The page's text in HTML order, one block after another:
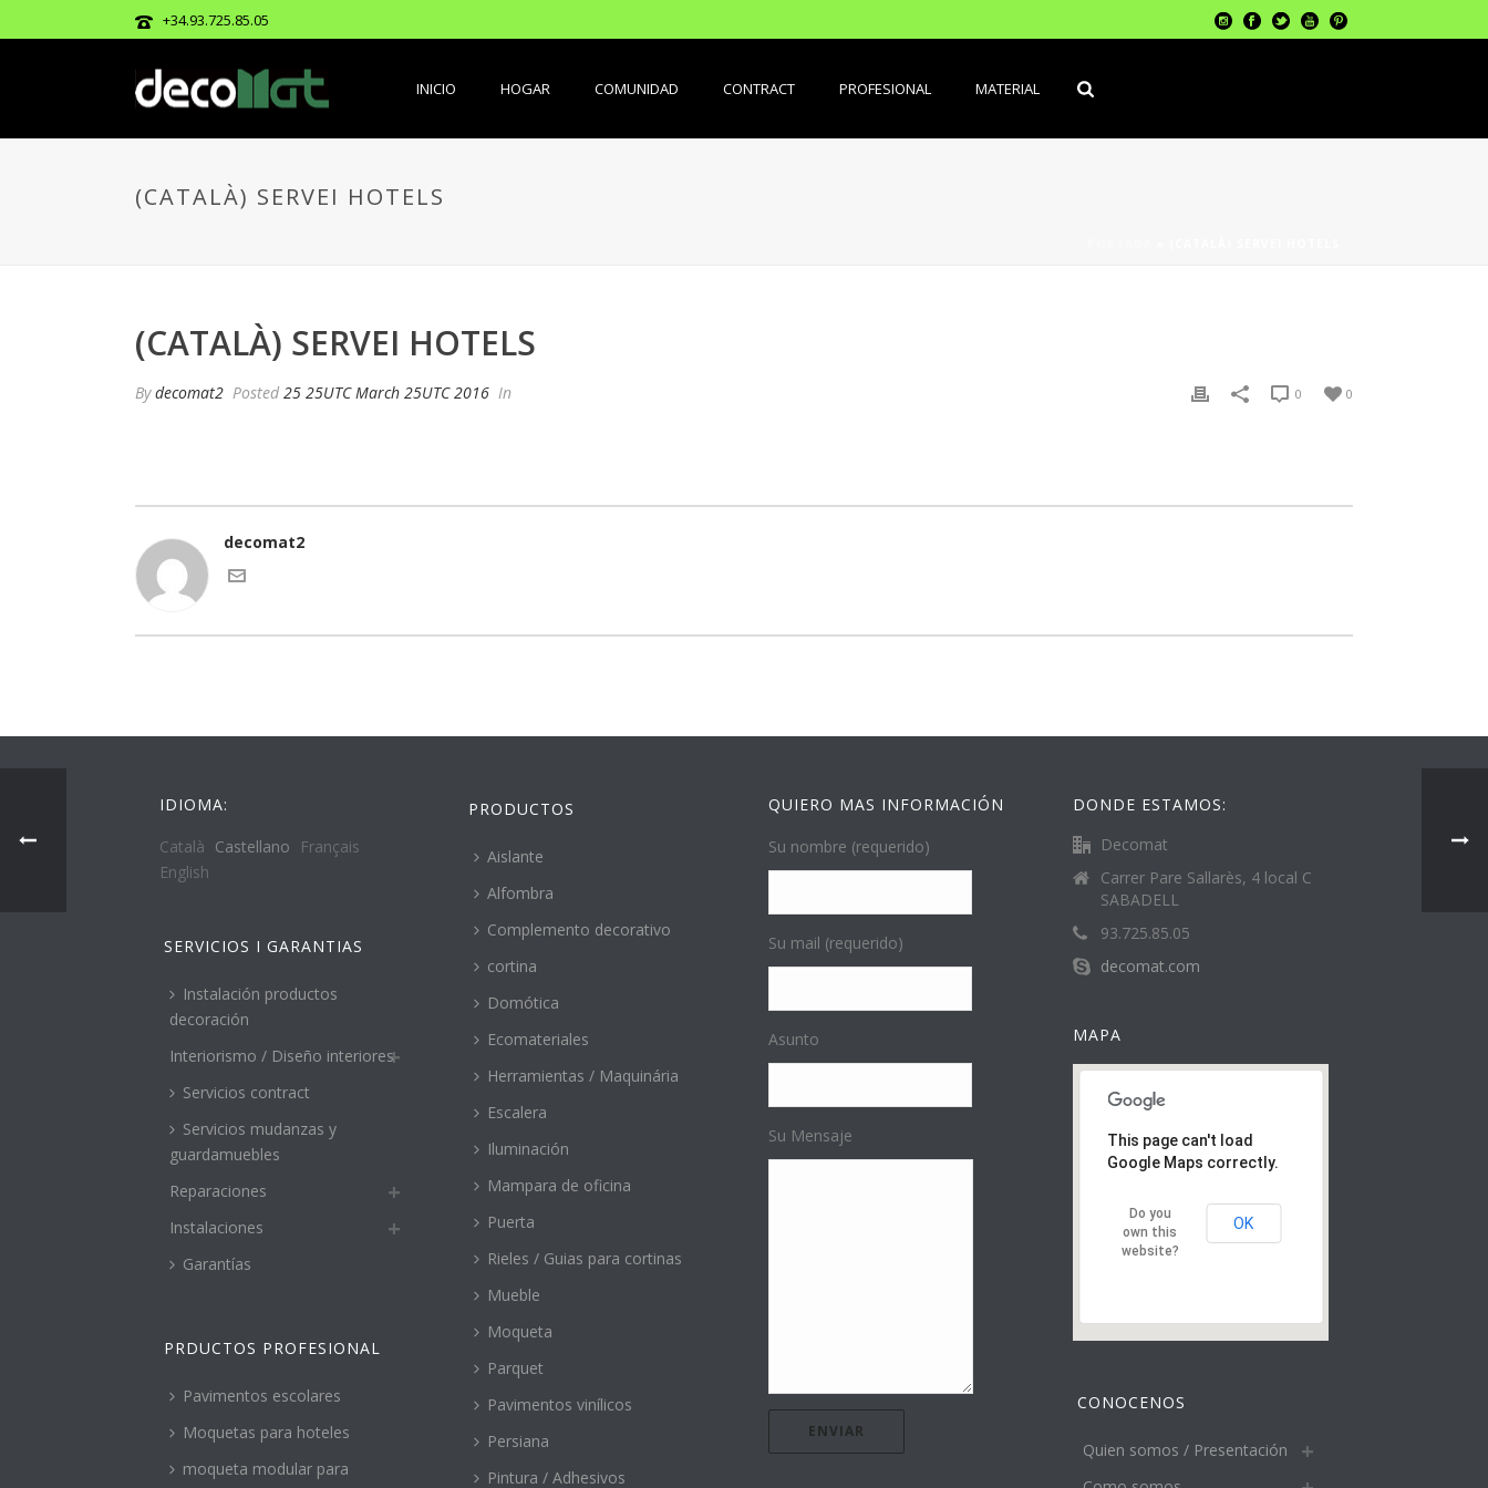
+34.93.725.85.05
INICIO HOGAR COMUNIDAD CONTRACT PROFESIONAL MATERIAL
(CATALÀ) SERVEI HOTELS
(CATALÀ) SERVEI HOTELS
Bydecomat2 Posted 25 25UTC March 25UTC 2016 In 0
0
decomat2
IDIOMA:
Català Castellano
Français
English
SERVICIOS I GARANTIAS
Instalación productos
decoración
Interiorismo / Diseño interiores
Servicios contract
Servicios mudanzas y
guardamuebles
Reparaciones
Instalaciones
Garantías
PRDUCTOS PROFESIONAL
Pavimentos escolares
Moquetas para hoteles
moqueta modular para
PRODUCTOS
Aislante
Alfombra
Complemento decorativo
cortina
Domótica
Ecomateriales
Herramientas / Maquinária
Escalera
Iluminación
Mampara de oficina
Puerta
Rieles / Guias para cortinas
Mueble
Moqueta
Parquet
Pavimentos vinílicos
Persiana
Pintura / Adhesivos
QUIERO MAS INFORMACIÓN
Su nombre (requerido)
Su mail (requerido)
Asunto
Su Mensaje
DONDE ESTAMOS:
Decomat
Carrer Pare Sallarès, 4 local C
SABADELL
93.725.85.05
decomat.com
MAPA
This page can't load
Google Maps correctly.
Do you
own this
website?
OK
CONOCENOS
Quien somos / Presentación